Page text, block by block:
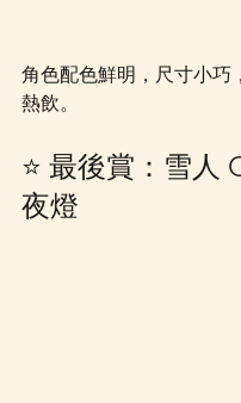
角色配色鮮明，尺寸小巧
熱飲。
⭐ 最後賞：雪人
夜燈